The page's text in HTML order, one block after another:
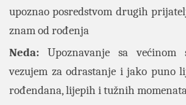
upoznao posredstvom drugih
znam od rođenja
Neda:
Upoznavanje sa
vezujem za odrastanje i jako puno
rođendana, lijepih i tužnih